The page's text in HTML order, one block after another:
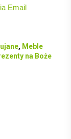
, Meble
na Boże